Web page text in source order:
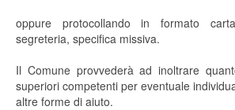
oppure protocollando in formato
segreteria, specifica missiva.
Il Comune provvederà ad inoltrare
superiori competenti per eventuale
altre forme di aiuto.